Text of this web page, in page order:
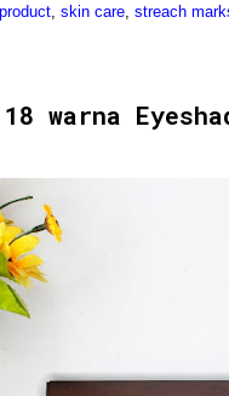
, skin care, streach
warna